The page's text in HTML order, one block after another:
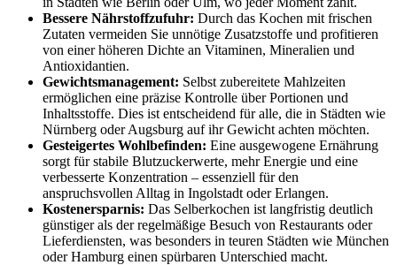
Bessere Nährstoffzufuhr: Durch das Kochen mit frischen
Zutaten vermeiden Sie unnötige Zusatzstoffe und profitieren
von einer höheren Dichte an Vitaminen, Mineralien und
Antioxidantien.
Gewichtsmanagement: Selbst zubereitete Mahlzeiten
ermöglichen eine präzise Kontrolle über Portionen und
Inhaltsstoffe. Dies ist entscheidend für alle, die in Städten wie
Nürnberg oder Augsburg auf ihr Gewicht achten möchten.
Gesteigertes Wohlbefinden: Eine ausgewogene Ernährung
sorgt für stabile Blutzuckerwerte, mehr Energie und eine
verbesserte Konzentration – essenziell für den
anspruchsvollen Alltag in Ingolstadt oder Erlangen.
Kostenersparnis: Das Selberkochen ist langfristig deutlich
günstiger als der regelmäßige Besuch von Restaurants oder
Lieferdiensten, was besonders in teuren Städten wie München
oder Hamburg einen spürbaren Unterschied macht.